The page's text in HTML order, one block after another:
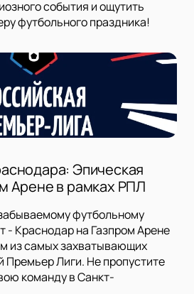
события и ощутить
футбольного праздника!
Эпическая
Арене в рамках РПЛ
футбольному
- Краснодар на Газпром Арене
из самых захватывающих
Премьер Лиги. Не пропустите
команду в Санкт-